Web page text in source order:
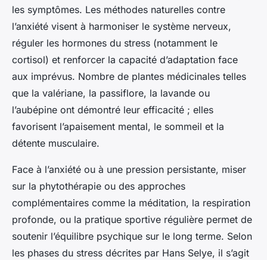
les symptômes. Les méthodes naturelles contre
l’anxiété visent à harmoniser le système nerveux,
réguler les hormones du stress (notamment le
cortisol) et renforcer la capacité d’adaptation face
aux imprévus. Nombre de plantes médicinales telles
que la valériane, la passiflore, la lavande ou
l’aubépine ont démontré leur efficacité ; elles
favorisent l’apaisement mental, le sommeil et la
détente musculaire.
Face à l’anxiété ou à une pression persistante, miser
sur la phytothérapie ou des approches
complémentaires comme la méditation, la respiration
profonde, ou la pratique sportive régulière permet de
soutenir l’équilibre psychique sur le long terme. Selon
les phases du stress décrites par Hans Selye, il s’agit